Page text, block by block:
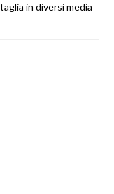
in diversi media